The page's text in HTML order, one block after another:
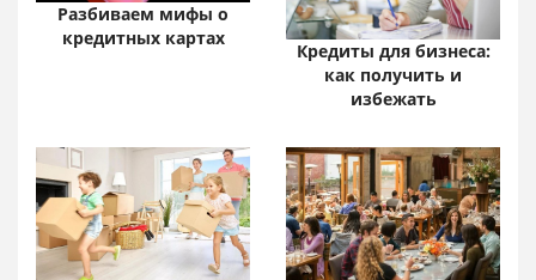
Разбиваем мифы о
кредитных картах
Кредиты для бизнеса:
как получить и
избежать